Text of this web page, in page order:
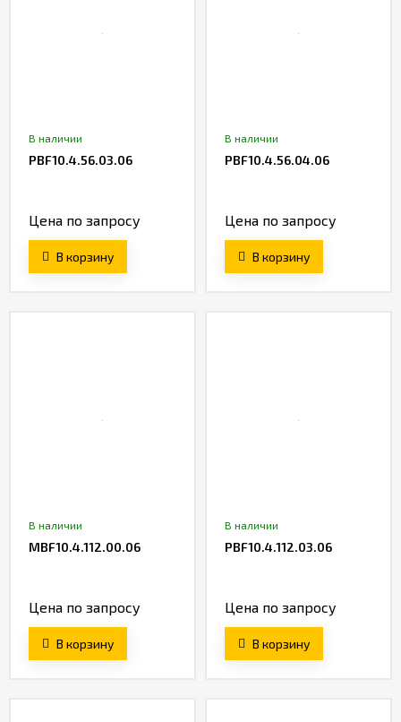
В наличии
PBF10.4.56.03.06
Цена по запросу
В корзину
В наличии
PBF10.4.56.04.06
Цена по запросу
В корзину
В наличии
MBF10.4.112.00.06
Цена по запросу
В корзину
В наличии
PBF10.4.112.03.06
Цена по запросу
В корзину